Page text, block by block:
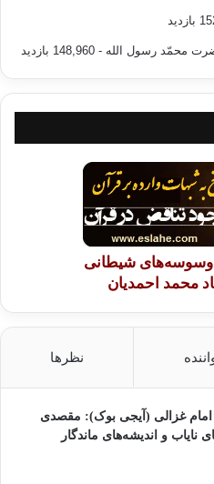
محمّد رسول الله - 148,960 بازدید
وسوسه‌های شیطانی
محمد احمدیان
نظرها
امام غزالی (آیجی بوک): مقصدی
نایاب و اندیشه‌های ماندگار